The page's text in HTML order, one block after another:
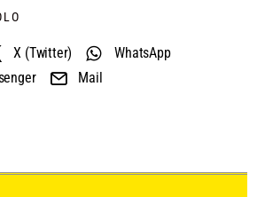
X (Twitter)
WhatsApp
Mail